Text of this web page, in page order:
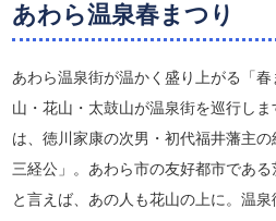
あわら温泉春まつり
あわら温泉街が温かく盛り上がる「
山・花山・太鼓山が温泉街を巡行しま
は、徳川家康の次男・初代福井藩主
三経公」。あわら市の友好都市であ
と言えば、あの人も花山の上に。温